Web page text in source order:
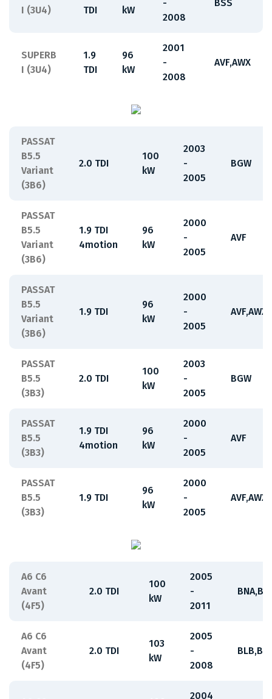
I (3U4)
TDI
kW
-
2008
BSS
SUPERB
I (3U4)
1.9
TDI
96
kW
2001
-
2008
AVF,AWX
PASSAT
B5.5
Variant
(3B6)
2.0 TDI
100
kW
2003
-
2005
BGW
PASSAT
B5.5
Variant
(3B6)
1.9 TDI
4motion
96
kW
2000
-
2005
AVF
PASSAT
B5.5
Variant
(3B6)
1.9 TDI
96
kW
2000
-
2005
AVF,AWX
PASSAT
B5.5
(3B3)
2.0 TDI
100
kW
2003
-
2005
BGW
PASSAT
B5.5
(3B3)
1.9 TDI
4motion
96
kW
2000
-
2005
AVF
PASSAT
B5.5
(3B3)
1.9 TDI
96
kW
2000
-
2005
AVF,AWX
A6 C6
Avant
(4F5)
2.0 TDI
100
kW
2005
-
2011
A6 C6
Avant
(4F5)
2.0 TDI
103
kW
2005
-
2008
2004